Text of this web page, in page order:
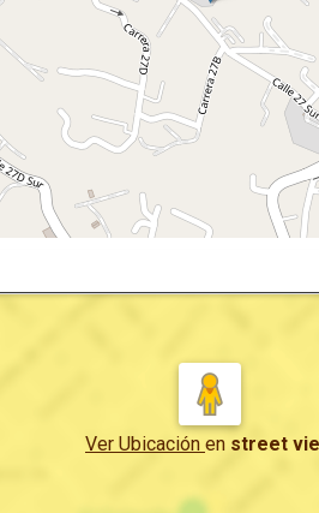
Ver Ubicación en street